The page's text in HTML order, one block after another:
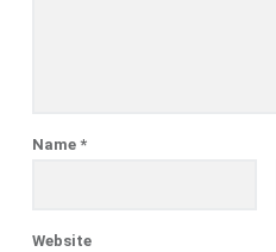
Name *
Website